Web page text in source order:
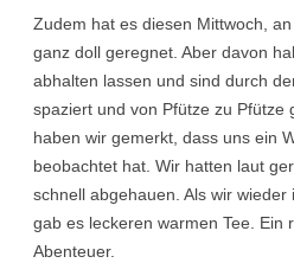
Zudem hat es diesen Mittwoch,
ganz doll geregnet. Aber davon
abhalten lassen und sind durch
spaziert und von Pfütze zu Pfütze
haben wir gemerkt, dass uns ein
beobachtet hat. Wir hatten laut
schnell abgehauen. Als wir wieder
gab es leckeren warmen Tee. Ein
Abenteuer.